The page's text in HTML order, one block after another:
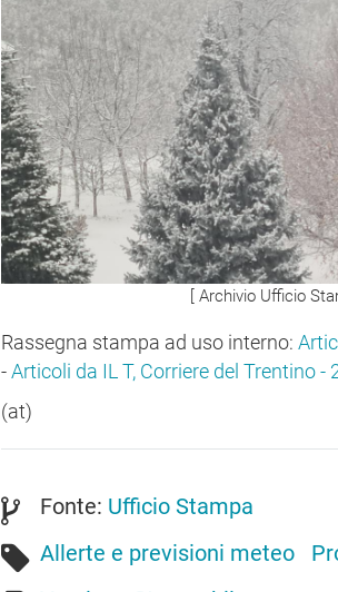
[ Archivio Ufficio
Rassegna stampa ad uso interno:
-Articoli da IL T, Corriere del Trentino -
(at)
Fonte: Ufficio Stampa
Allerte e previsioni meteo